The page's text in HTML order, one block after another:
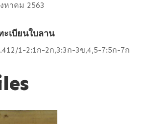
หาคม 2563
ะเบียนใบลาน
1-2:1ก-2ก,3:3ก-3ข,4,5-7:5ก-7ก